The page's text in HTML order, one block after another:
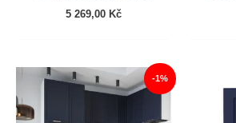
5 269,00 Kč
-1%